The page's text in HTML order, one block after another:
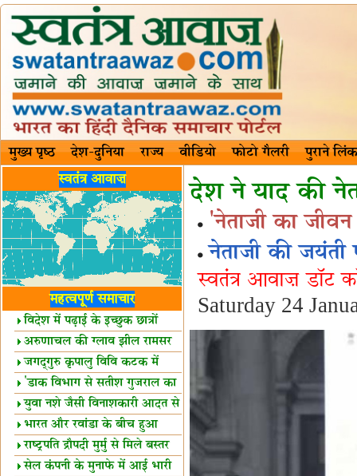
मुख्य पृष्ठ देश-दुनिया राज्य वीडियो फोटो गैलरी पुराने लिंक
स्वतंत्र आवाज़
महत्वपूर्ण समाचार
विदेश में पढ़ाई के इच्छुक छात्रों
केलिए खुशखबरी!
अरुणाचल की ग्लाव झील रामसर
स्थल घोषित
जगद्गुरु कृपालु विवि कटक में
शैक्षिक सत्र शुरू
'डाक विभाग से सतीश गुजराल का
रिश्ता गहरा'
युवा नशे जैसी विनाशकारी आदत से
दूर रहें-मोदी
भारत और रवांडा के बीच हुआ
व्यापार विस्तार
राष्ट्रपति द्रौपदी मुर्मु से मिले बस्तर
के प्रतिनिधि
सेल कंपनी के मुनाफे में आई भारी
देश ने याद की
'नेताजी का
नेताजी की जयंती
स्वतंत्र आवाज़ डॉट
Saturday 24